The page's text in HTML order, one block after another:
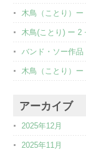
木鳥（ことり）ー
木鳥(ことり) ー 2
バンド・ソー作
木鳥（ことり）ー
アーカイブ
2025年12月
2025年11月